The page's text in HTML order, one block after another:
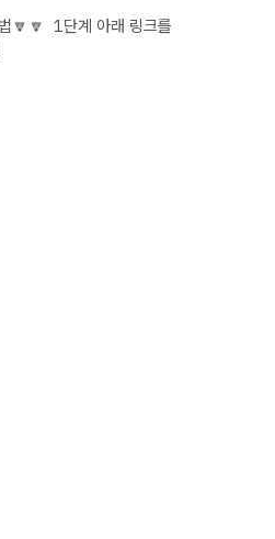
🔽🔽 ​ 1단계 아래 링크를